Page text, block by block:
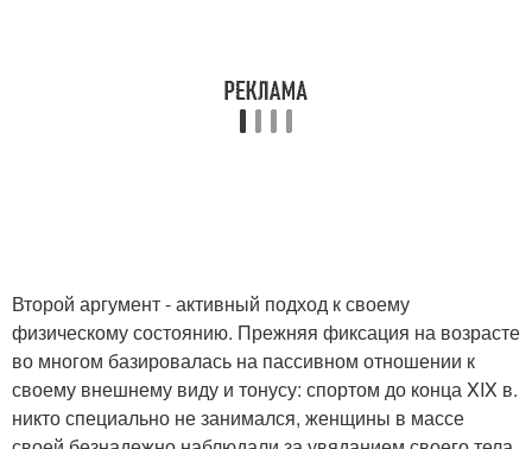
Второй аргумент - активный подход к своему
физическому состоянию. Прежняя фиксация на возрасте
во многом базировалась на пассивном отношении к
своему внешнему виду и тонусу: спортом до конца XIX в.
никто специально не занимался, женщины в массе